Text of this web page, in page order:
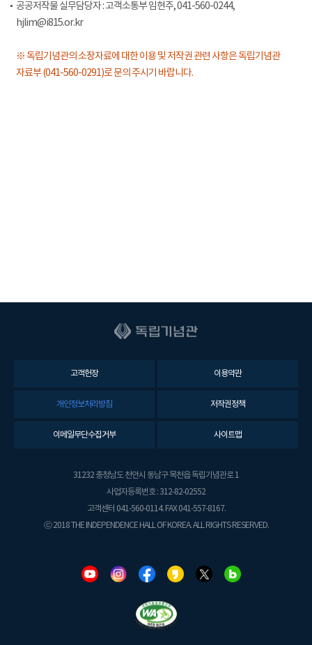
공공저작물 실무담당자 : 고객소통부 임현주, 041-560-0244,
hjlim@i815.or.kr
※ 독립기념관의 소장자료에 대한 이용 및 저작권 관련 사항은 독립기념관
자료부 (041-560-0291)로 문의 주시기 바랍니다.
고객헌장 이용약관
개인정보처리방침 저작권정책
이메일무단수집거부 사이트맵
31232 충청남도 천안시 동남구 목천읍 독립기념관로 1
사업자등록번호 : 312-82-02552
고객센터 041-560-0114. FAX 041-557-8167.
ⓒ 2018 THE INDEPENDENCE HALL OF KOREA. ALL RIGHTS RESERVED.